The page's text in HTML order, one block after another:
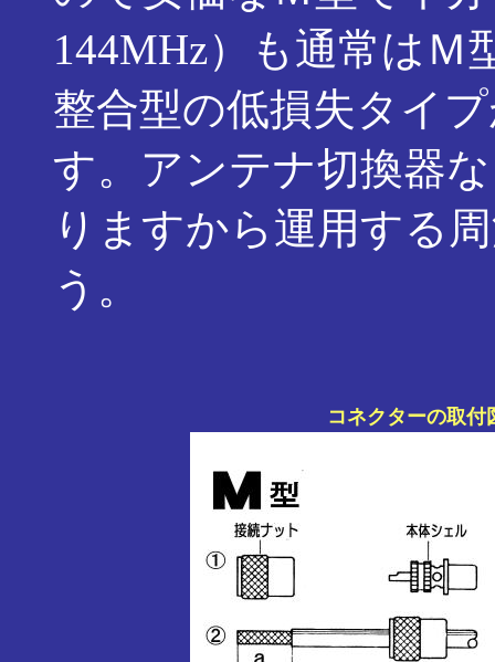
144MHz）も通常は
整合型の低損失タイ
す。アンテナ切換器
りますから運用する
う。
コネクターの取